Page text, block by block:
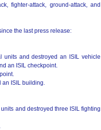
fighter-attack, ground-attack, and
the last press release:
units and destroyed an ISIL vehicle
an ISIL checkpoint.
an ISIL building.
and destroyed three ISIL fighting